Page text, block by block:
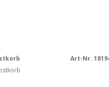
Art-Nr.